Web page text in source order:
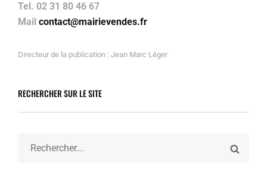
Tel. 02 31 80 46 67
Mail contact@mairievendes.fr
Directeur de la publication : Jean Marc Léger
RECHERCHER SUR LE SITE